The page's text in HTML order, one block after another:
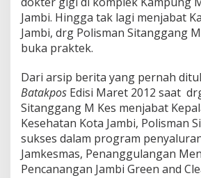
Jambi. Hingga tak lagi menjabat
Jambi, drg Polisman Sitanggang
buka praktek.
Dari arsip berita yang pernah
Batakpos Edisi Maret 2012 saat
Sitanggang M Kes menjabat
Kesehatan Kota Jambi, Polisman
sukses dalam program
Jamkesmas, Penanggulangan
Pencanangan Jambi Green and